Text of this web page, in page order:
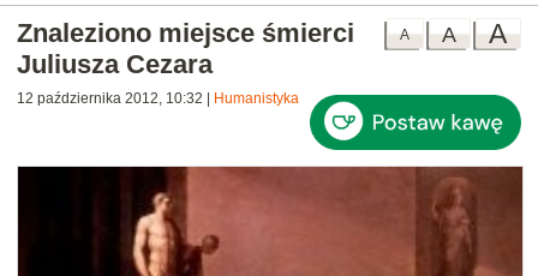
A
A
A
Znaleziono miejsce śmierci
Juliusza Cezara
12 października 2012, 10:32 Humanistyka